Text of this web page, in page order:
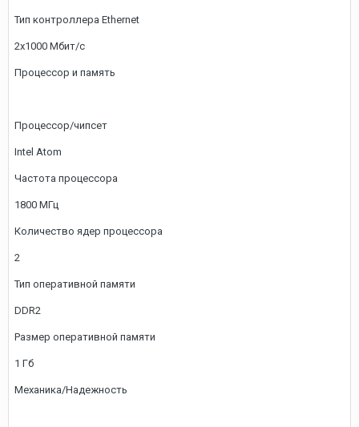
Тип контроллера Ethernet
2x1000 Мбит/с
Процессор и память
Процессор/чипсет
Intel Atom
Частота процессора
1800 МГц
Количество ядер процессора
2
Тип оперативной памяти
DDR2
Размер оперативной памяти
1 Гб
Механика/Надежность